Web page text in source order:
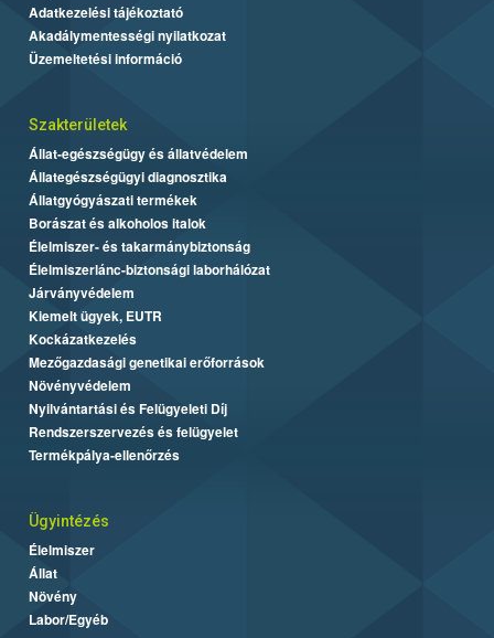
Adatkezelési tájékoztató
Akadálymentességi nyilatkozat
Üzemeltetési információ
Szakterületek
Állat-egészségügy és állatvédelem
Állategészségügyi diagnosztika
Állatgyógyászati termékek
Borászat és alkoholos italok
Élelmiszer- és takarmánybiztonság
Élelmiszerlánc-biztonsági laborhálózat
Járványvédelem
Kiemelt ügyek, EUTR
Kockázatkezelés
Mezőgazdasági genetikai erőforrások
Növényvédelem
Nyilvántartási és Felügyeleti Díj
Rendszerszervezés és felügyelet
Termékpálya-ellenőrzés
Ügyintézés
Élelmiszer
Állat
Növény
Labor/Egyéb